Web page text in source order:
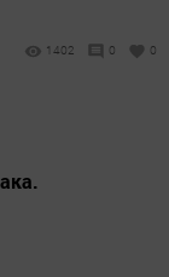
1402 0 0